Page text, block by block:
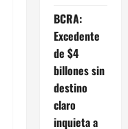
BCRA:
Excedente
de $4
billones sin
destino
claro
inquieta a